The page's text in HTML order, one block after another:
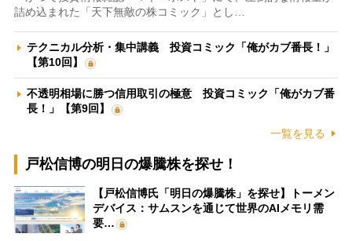
詰め込まれた「天下無敵の株コミック」とし…
テクニカル分析・集中講義 投資コミック「俺がカブ番長！」
【第10回】
不透明相場に勝つ信用取引の極意 投資コミック「俺がカブ番
長！」【第9回】
一覧を見る
戸松信博の明日の爆騰株を探せ！
【戸松信博氏「明日の爆騰株」を探せ】トーメン
デバイス：サムスンを通じて世界のAIメモリ需
要…